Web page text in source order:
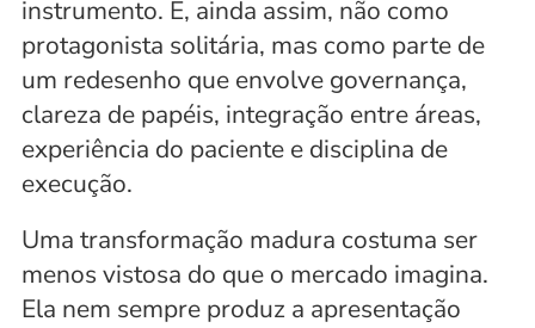
instrumento. E, ainda assim, não como
protagonista solitária, mas como parte de
um redesenho que envolve governança,
clareza de papéis, integração entre áreas,
experiência do paciente e disciplina de
execução.
Uma transformação madura costuma ser
menos vistosa do que o mercado imagina.
Ela nem sempre produz a apresentação